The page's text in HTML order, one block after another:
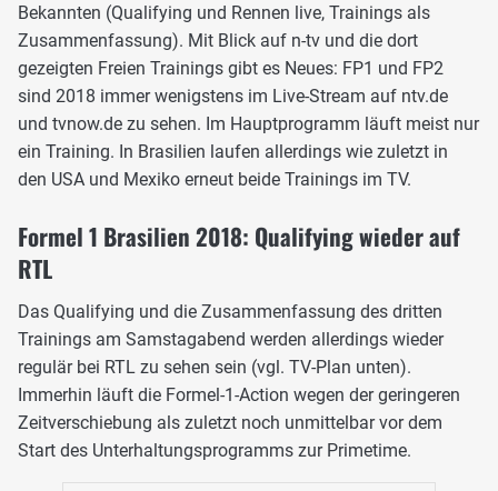
Bekannten (Qualifying und Rennen live, Trainings als
Zusammenfassung). Mit Blick auf n-tv und die dort
gezeigten Freien Trainings gibt es Neues: FP1 und FP2
sind 2018 immer wenigstens im Live-Stream auf ntv.de
und tvnow.de zu sehen. Im Hauptprogramm läuft meist nur
ein Training. In Brasilien laufen allerdings wie zuletzt in
den USA und Mexiko erneut beide Trainings im TV.
Formel 1 Brasilien 2018: Qualifying wieder auf
RTL
Das Qualifying und die Zusammenfassung des dritten
Trainings am Samstagabend werden allerdings wieder
regulär bei RTL zu sehen sein (vgl. TV-Plan unten).
Immerhin läuft die Formel-1-Action wegen der geringeren
Zeitverschiebung als zuletzt noch unmittelbar vor dem
Start des Unterhaltungsprogramms zur Primetime.